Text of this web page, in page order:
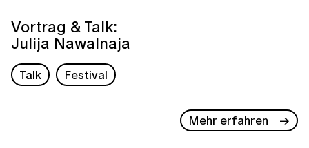
Vortrag & Talk:
Julija Nawalnaja
Talk Festival
Mehr erfahren